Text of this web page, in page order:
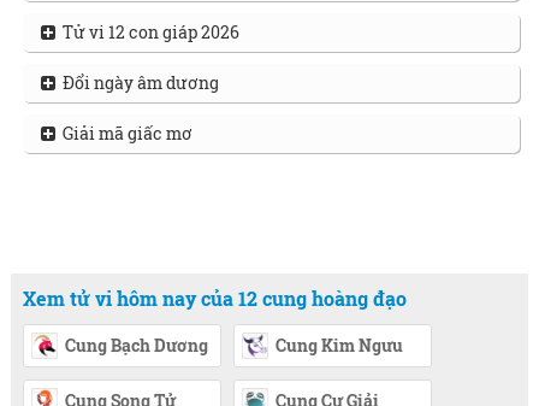
Tử vi 12 con giáp 2026
Đổi ngày âm dương
Giải mã giấc mơ
Xem tử vi hôm nay của 12 cung hoàng đạo
Cung Bạch Dương Cung Kim Ngưu
Cung Song Tử Cung Cự Giải